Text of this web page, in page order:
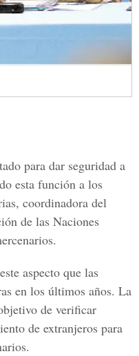
para dar seguridad a
esta función a los
coordinadora del
de las Naciones
aspecto que las
en los últimos años. La
de verificar
de extranjeros para